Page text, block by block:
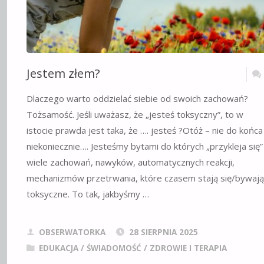
Jestem złem?
Dlaczego warto oddzielać siebie od swoich zachowań?
Tożsamość. Jeśli uważasz, że „jesteś toksyczny”, to w
istocie prawda jest taka, że …. jesteś ?Otóż – nie do
niekoniecznie…. Jesteśmy bytami do których „przykleja się”
wiele zachowań, nawyków, automatycznych reakcji,
mechanizmów przetrwania, które czasem stają się/bywają
toksyczne. To tak, jakbyśmy …
OBSERWATORKA
28 SIERPNIA 2025
EDUKACJA / ŚWIADOMOŚĆ / ZDROWIE I TERAPIA